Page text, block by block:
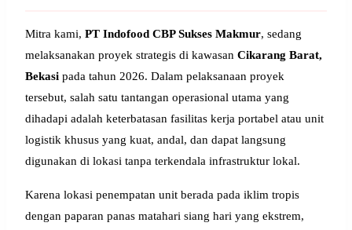
Mitra kami, PT Indofood CBP Sukses Makmur, sedang
melaksanakan proyek strategis di kawasan Cikarang Barat,
Bekasi pada tahun 2026. Dalam pelaksanaan proyek
tersebut, salah satu tantangan operasional utama yang
dihadapi adalah keterbatasan fasilitas kerja portabel atau unit
logistik khusus yang kuat, andal, dan dapat langsung
digunakan di lokasi tanpa terkendala infrastruktur lokal.
Karena lokasi penempatan unit berada pada iklim tropis
dengan paparan panas matahari siang hari yang ekstrem,